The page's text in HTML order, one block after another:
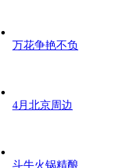
万花争艳不负
4月北京周边
斗牛火锅精酿